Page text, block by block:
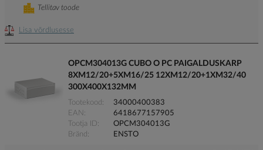
Lisa võrdlusesse
Tellitav toode
OPCM304013G CUBO O PC PAIGALDUSKARP
8XM12/20+5XM16/25 12XM12/20+1XM32/40
300X400X132MM
Tootekood
34000400383
EAN
6418677157905
Tootja ID
OPCM304013G
Bränd
ENSTO